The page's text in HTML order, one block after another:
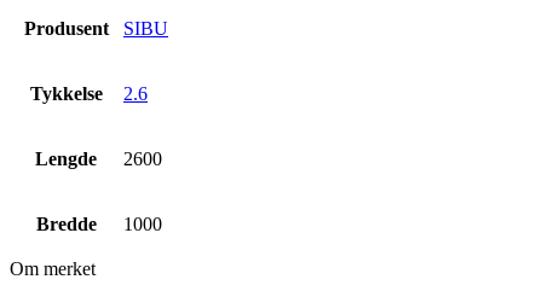
Produsent SIBU
Tykkelse 2.6
Lengde 2600
Bredde 1000
Om merket